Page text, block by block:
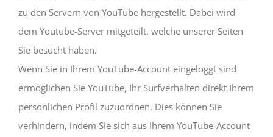
zu den Servern von YouTube hergestellt. Dabei wird
dem Youtube-Server mitgeteilt, welche unserer Seiten
Sie besucht haben.
Wenn Sie in Ihrem YouTube-Account eingeloggt sind
ermöglichen Sie YouTube, Ihr Surfverhalten direkt Ihrem
persönlichen Profil zuzuordnen. Dies können Sie
verhindern, indem Sie sich aus Ihrem YouTube-Account